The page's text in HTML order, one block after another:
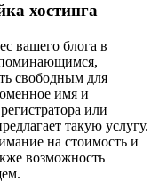
хостинга
вашего блога в
свободным для
имя и
или
такую услугу.
на стоимость и
возможность